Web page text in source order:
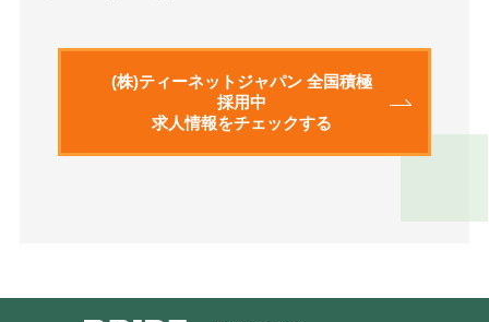
(株)ティーネットジャパン 全国積極
採用中
求人情報をチェックする